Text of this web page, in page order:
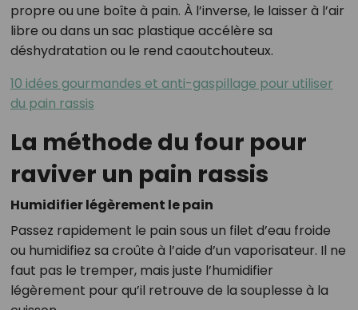
propre ou une boîte à pain. À l’inverse, le laisser à l’air
libre ou dans un sac plastique accélère sa
déshydratation ou le rend caoutchouteux.
10 idées gourmandes et anti-gaspillage pour utiliser
du pain rassis
La méthode du four pour
raviver un pain rassis
Humidifier légèrement le pain
Passez rapidement le pain sous un filet d’eau froide
ou humidifiez sa croûte à l’aide d’un vaporisateur. Il ne
faut pas le tremper, mais juste l’humidifier
légèrement pour qu’il retrouve de la souplesse à la